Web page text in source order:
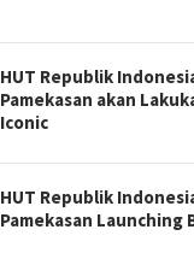
HUT Republik
Pamekasan akan
Iconic
HUT Republik
Pamekasan Launching